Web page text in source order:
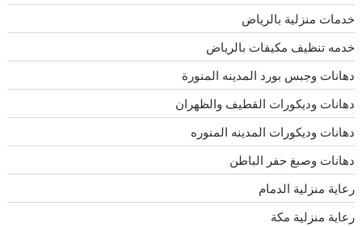
خدمات منزلية بالرياض
خدمه تنظيف مكيفات بالرياض
دهانات وجبس بورد المدينه المنورة
دهانات وديكورات القطيف والظهران
دهانات وديكورات المدينه المنوره
دهانات وصبغ حفر الباطن
رعاية منزلية الدمام
رعاية منزلية مكة